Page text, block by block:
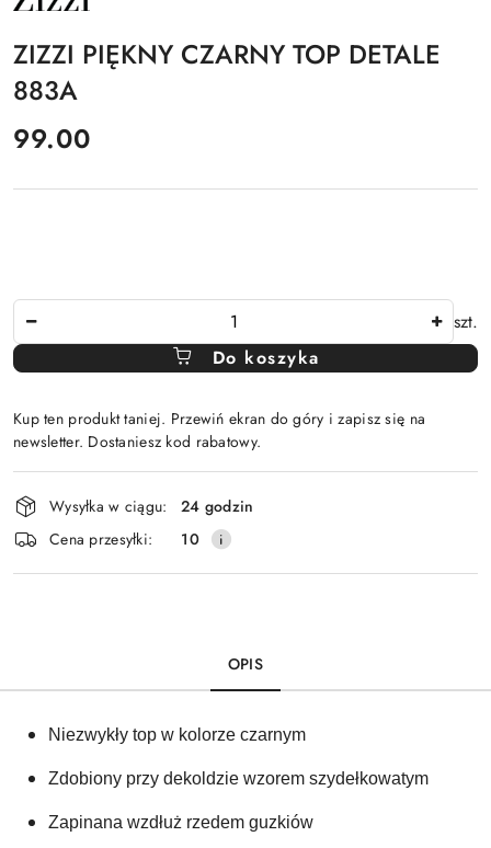
PRODUCENTA:
ZIZZI PIĘKNY CZARNY TOP DETALE
883A
cena:
99.00
szt.
Do koszyka
Kup ten produkt taniej. Przewiń ekran do góry i zapisz się na
newsletter. Dostaniesz kod rabatowy.
Dostępność
i
dostawa
Wysyłka w ciągu:
24 godzin
Cena przesyłki:
10
OPIS
Niezwykły top w kolorze czarnym
Zdobiony przy dekoldzie wzorem szydełkowatym
Zapinana wzdłuż rzedem guzkiów